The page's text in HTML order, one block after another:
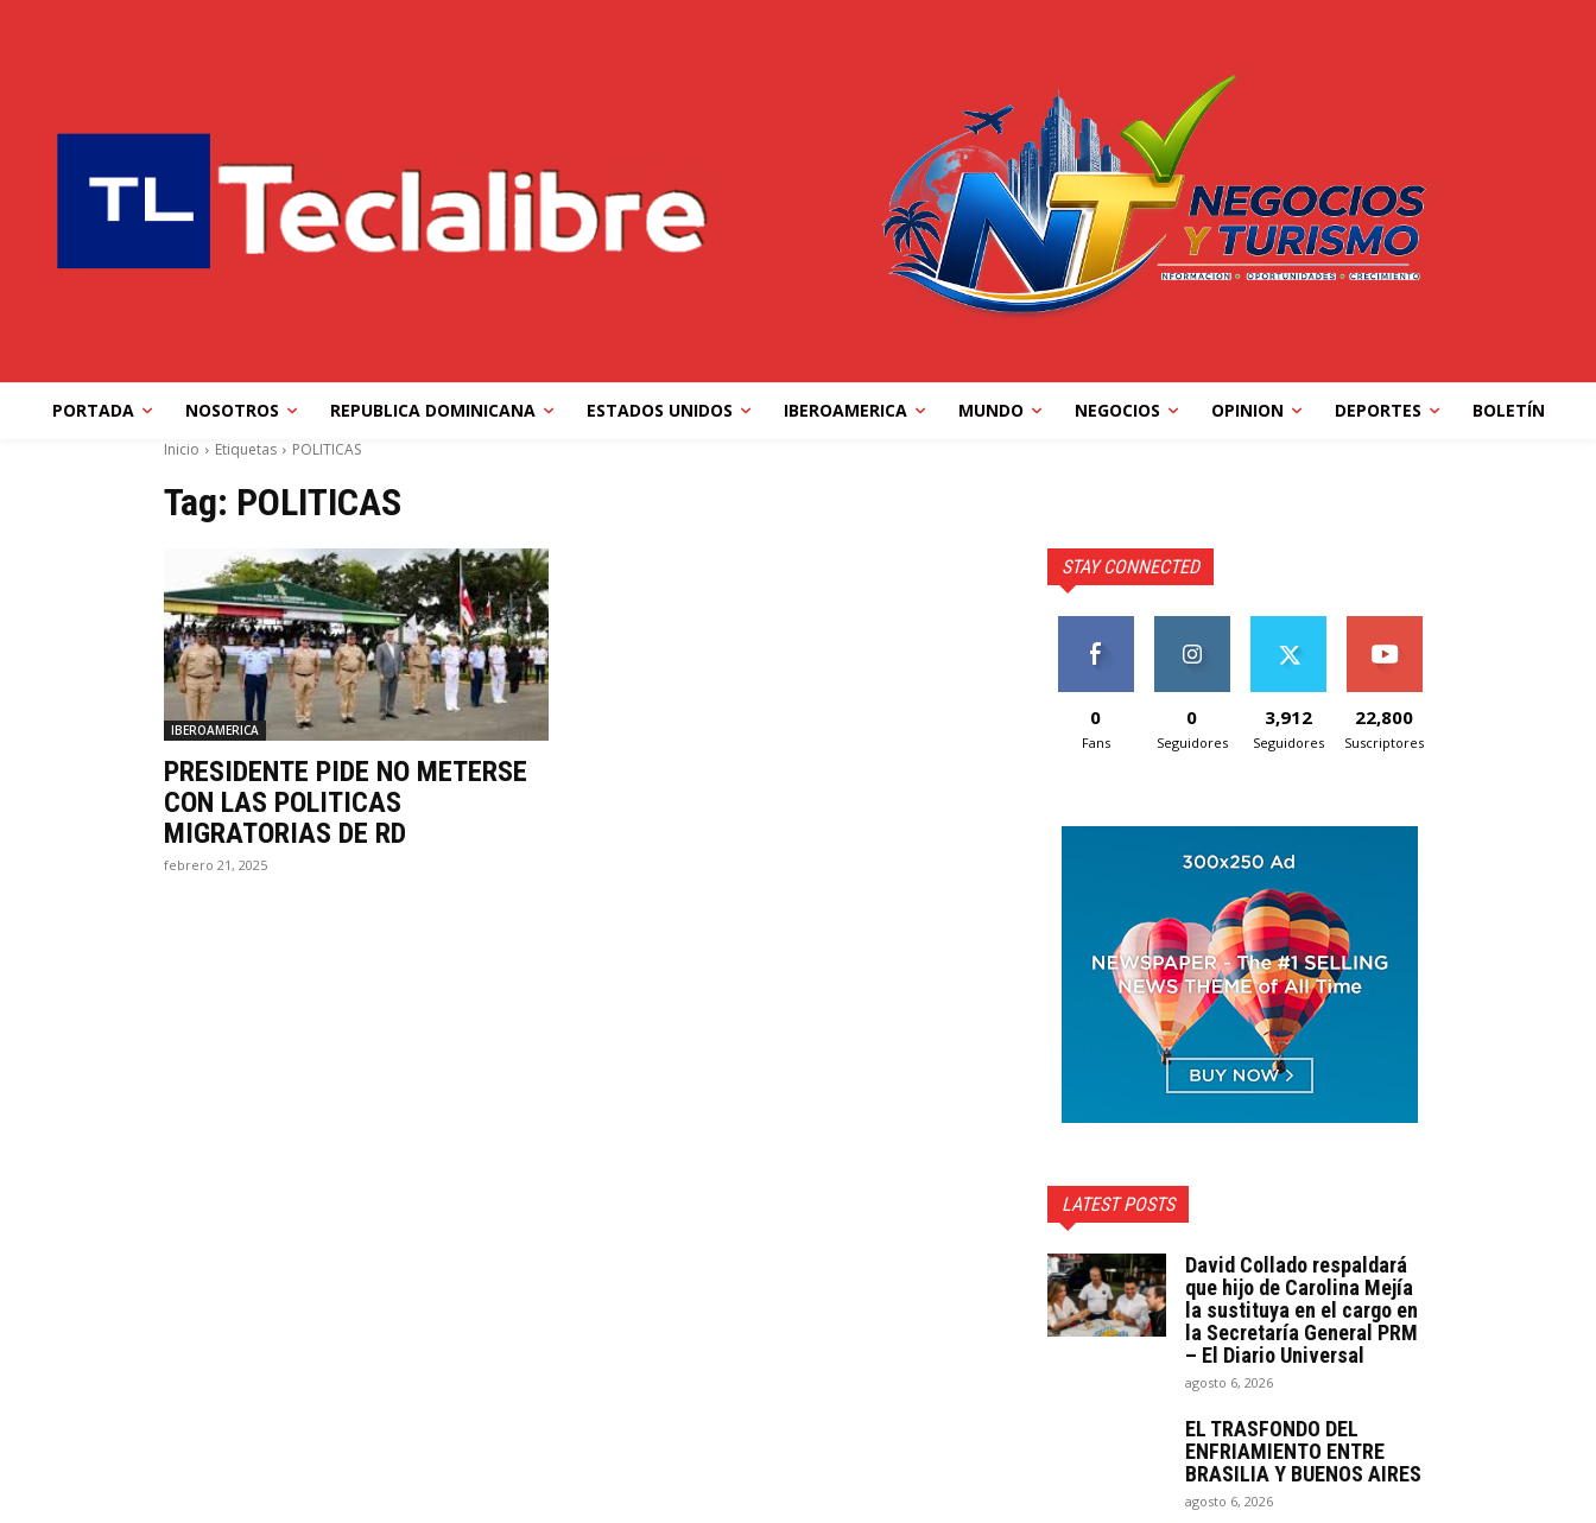
PORTADA NOSOTROS REPUBLICA DOMINICANA ESTADOS UNIDOS IBEROAMERICA MUNDO NEGOCIOS OPINION DEPORTES BOLETÍN
Inicio Etiquetas POLITICAS
Tag: POLITICAS
IBEROAMERICA
PRESIDENTE PIDE NO METERSE
CON LAS POLITICAS
MIGRATORIAS DE RD
febrero 21, 2025
STAY CONNECTED
0
Fans
0
Seguidores
3,912
Seguidores
22,800
Suscriptores
LATEST POSTS
David Collado respaldará
que hijo de Carolina Mejía
la sustituya en el cargo en
la Secretaría General PRM
– El Diario Universal
agosto 6, 2026
EL TRASFONDO DEL
ENFRIAMIENTO ENTRE
BRASILIA Y BUENOS AIRES
agosto 6, 2026